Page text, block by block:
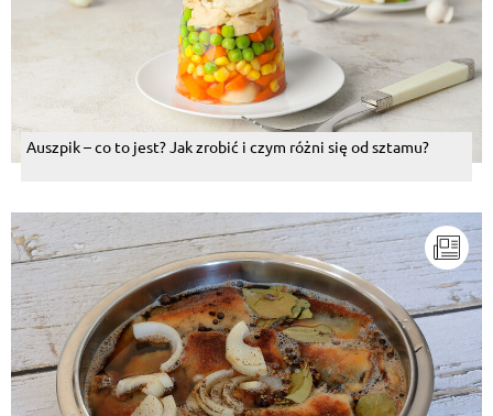
Auszpik – co to jest? Jak zrobić i czym różni się od sztamu?